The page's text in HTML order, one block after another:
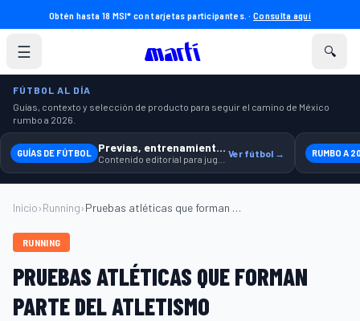
Obtén hasta 18 MSI* con tarjetas participantes. ·Consulta aquí
☰ 🔍
FÚTBOL AL DÍA
Guías, contexto y selección de producto para seguir el camino de México
rumbo a 2026.
GUÍAS DE FÚTBOL Previas, entrenamiento y producto Ver fútbol → RUMBO A
Inicio›Running› Pruebas atléticas que forman parte del a...
RUNNING
PRUEBAS ATLÉTICAS QUE FORMAN
PARTE DEL ATLETISMO